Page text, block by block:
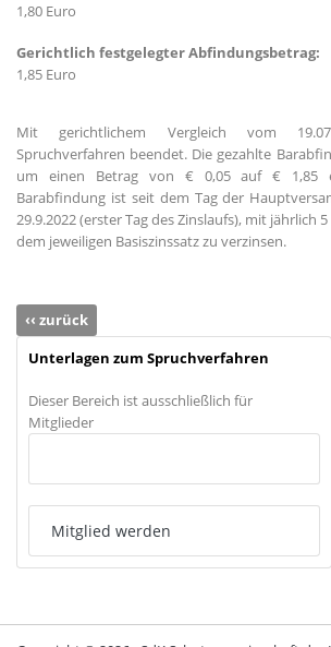
1,80 Euro
Gerichtlich festgelegter Abfindungsbetrag:
1,85 Euro
Mit gerichtlichem Vergleich vom
Spruchverfahren beendet. Die gezahlte
um einen Betrag von € 0,05 auf € 1,85
Barabfindung ist seit dem Tag der
29.9.2022 (erster Tag des Zinslaufs), mit jährlich
dem jeweiligen Basiszinssatz zu verzinsen.
‹‹ zurück
Unterlagen zum Spruchverfahren
Dieser Bereich ist ausschließlich für
Mitglieder
Mitglied werden